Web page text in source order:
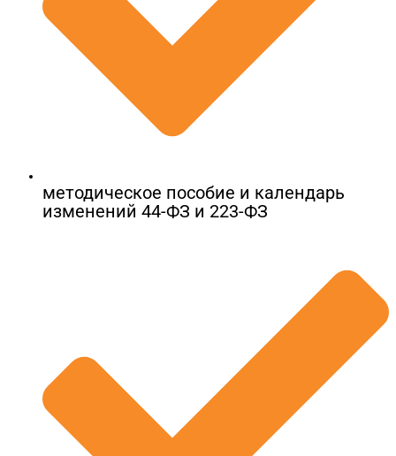
методическое пособие и календарь
изменений 44-ФЗ и 223-ФЗ